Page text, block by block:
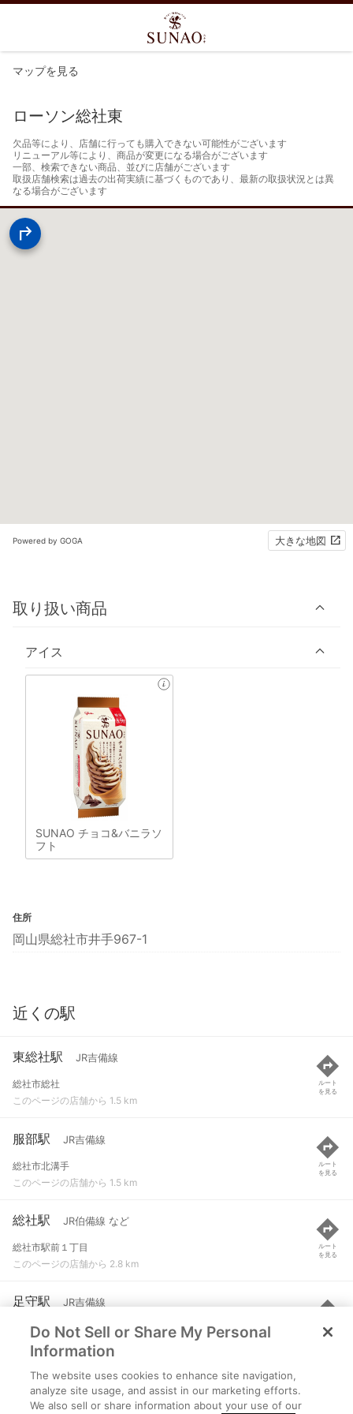
マップを見る
ローソン総社東
欠品等により、店舗に行っても購入できない可能性がございます
リニューアル等により、商品が変更になる場合がございます
一部、検索できない商品、並びに店舗がございます
取扱店舗検索は過去の出荷実績に基づくものであり、最新の取扱状況とは異
なる場合がございます
Powered by GOGA 大きな地図
取り扱い商品
アイス
SUNAO チョコ&バニラソ
フト
住所
岡山県総社市井手967-1
近くの駅
東総社駅 JR吉備線
総社市総社
このページの店舗から 1.5 km
ルート
を見る
服部駅 JR吉備線
総社市北溝手
このページの店舗から 1.5 km
ルート
を見る
総社駅 JR伯備線 など
総社市駅前１丁目
このページの店舗から 2.8 km
ルート
を見る
足守駅 JR吉備線
岡山市北区福崎80-119
このページの店舗から 3.9 km
ルート
を見る
清音駅 JR伯備線 など
総社市清音上中島
Do Not Sell or Share My Personal
Information
The website uses cookies to enhance site navigation,
analyze site usage, and assist in our marketing efforts.
We also sell or share information about your use of our